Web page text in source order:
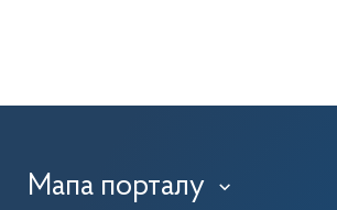
Мапа порталу ›